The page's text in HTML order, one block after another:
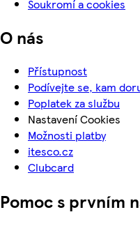
Soukromí a cookies
O nás
Přístupnost
Podívejte se, kam
Poplatek za službu
Nastavení Cookies
Možnosti platby
itesco.cz
Clubcard
Pomoc s prvním